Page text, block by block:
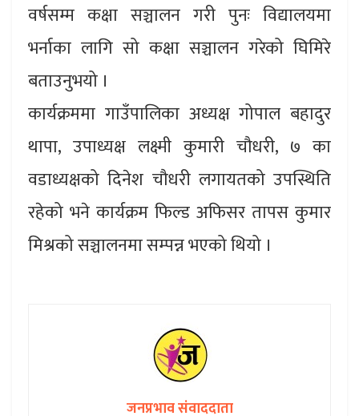
वर्षसम्म कक्षा सञ्चालन गरी पुनः विद्यालयमा
भर्नाका लागि सो कक्षा सञ्चालन गरेको घिमिरे
बताउनुभयो ।
कार्यक्रममा गाउँपालिका अध्यक्ष गोपाल बहादुर
थापा, उपाध्यक्ष लक्ष्मी कुमारी चौधरी, ७ का
वडाध्यक्षको दिनेश चौधरी लगायतको उपस्थिति
रहेको भने कार्यक्रम फिल्ड अफिसर तापस कुमार
मिश्रको सञ्चालनमा सम्पन्न भएको थियो ।
जनप्रभाव संवाददाता